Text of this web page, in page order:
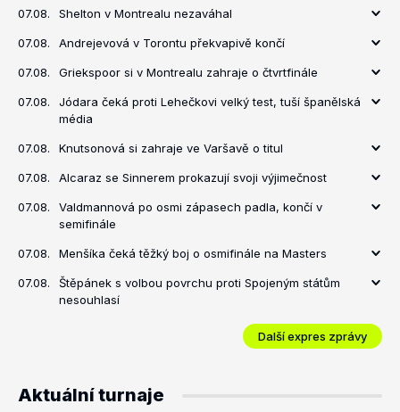
07.08. Shelton v Montrealu nezaváhal
07.08. Andrejevová v Torontu překvapivě končí
07.08. Griekspoor si v Montrealu zahraje o čtvrtfinále
07.08.
Jódara čeká proti Lehečkovi velký test, tuší španělská
média
07.08. Knutsonová si zahraje ve Varšavě o titul
07.08. Alcaraz se Sinnerem prokazují svoji výjimečnost
07.08.
Valdmannová po osmi zápasech padla, končí v
semifinále
07.08. Menšíka čeká těžký boj o osmifinále na Masters
07.08.
Štěpánek s volbou povrchu proti Spojeným státům
nesouhlasí
Další expres zprávy
Aktuální turnaje